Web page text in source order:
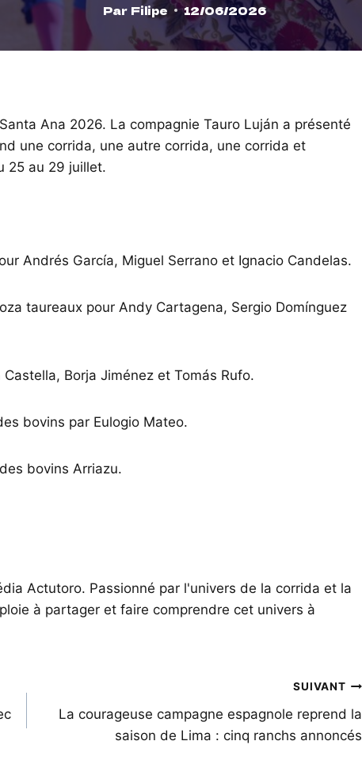
Par Filipe 12/06/2026
Ana 2026. La compagnie Tauro Luján a présenté
une corrida, une autre corrida, une corrida et
25 au 29 juillet.
Andrés García, Miguel Serrano et Ignacio Candelas.
taureaux pour Andy Cartagena, Sergio Domínguez
Borja Jiménez et Tomás Rufo.
bovins par Eulogio Mateo.
bovins Arriazu.
Actutoro. Passionné par l'univers de la corrida et la
à partager et faire comprendre cet univers à
SUIVANT
La courageuse campagne espagnole reprend la
saison de Lima : cinq ranchs annoncés